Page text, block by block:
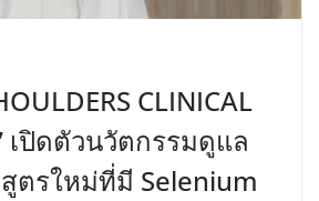
CLINICAL
เปิดตัวนวัตกรรมดูแล
ตรใหม่ที่มี Selenium